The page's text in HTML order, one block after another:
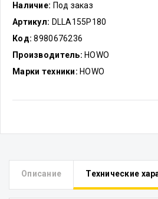
Наличие: Под заказ
Артикул: DLLA155P180
Код: 8980676236
Производитель: HOWO
Марки техники: HOWO
Описание Технические